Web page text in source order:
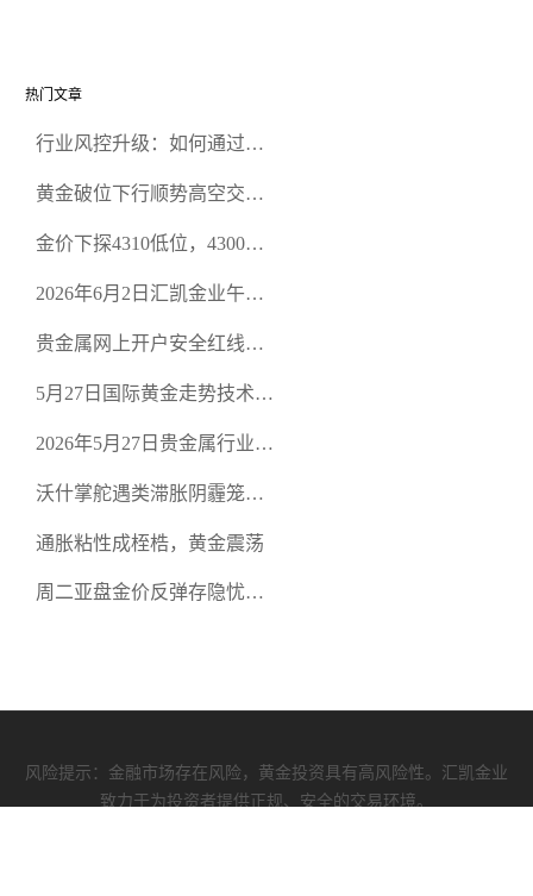
热门文章
行业风控升级：如何通过正
规黄金开户交易平台？
黄金破位下行顺势高空交易
金价下探4310低位，4300关
2026年6月2日汇凯金业午盘
空头清算算法如何布防？
贵金属网上开户安全红线：
恶意洗盘陷阱
5月27日国际黄金走势技术盘
规黄金平台全方位行情解析
2026年5月27日贵金属行业新
正规贵金属开户平台迎开户
热潮
沃什掌舵遇类滞胀阴霾笼
通胀粘性成桎梏，黄金震荡
周二亚盘金价反弹存隐忧，
风险提示：金融市场存在风险，黄金投资具有高风险性。汇凯金业
致力于为投资者提供正规、安全的交易环境。